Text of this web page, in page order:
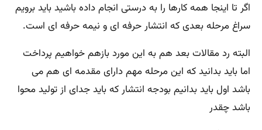
اگر تا اینجا همه کارها را به درستی انجام داده باشید باید برویم
سراغ مرحله بعدی که انتشار حرفه ای و نیمه حرفه ای است.
البته رد مقالات بعد هم به این مورد بازهم خواهیم پرداخت
اما باید بدانید که این مرحله مهم دارای مقدمه ای هم می
باشد اول باید بدانیم بودجه انتشار که باید جدای از تولید محوا
باشد چقدر